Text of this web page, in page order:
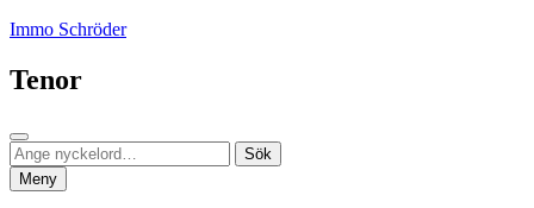
Hoppa
innehåll
Immo Schröder
Tenor
Sök
Sök
efter:
Sök
Meny